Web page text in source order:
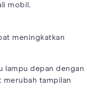
mobil.
meningkatkan
lampu depan dengan
tampilan